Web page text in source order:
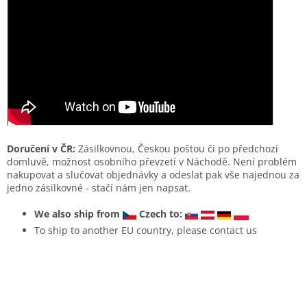
Doručení v ČR: Zásilkovnou, Českou poštou či po předchozí
domluvě, možnost osobního převzetí v Náchodě. Není problém
nakupovat a slučovat objednávky a odeslat pak vše najednou za
jedno zásilkovné - stačí nám jen napsat.
We also ship from
Czech to:
To ship to another EU country, please contact us